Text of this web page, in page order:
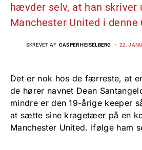
hævder selv, at han skriver
Manchester United i denne
SKREVET AF CASPER HEISELBERG 22.
Det er nok hos de færreste, at
de hører navnet Dean
mindre er den 19-årige keeper
at sætte sine kragetæer på en
Manchester United. Ifølge ham